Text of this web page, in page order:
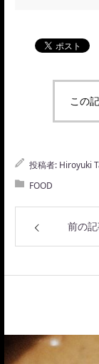
この
投稿者: Hiroyuki
FOOD
前の